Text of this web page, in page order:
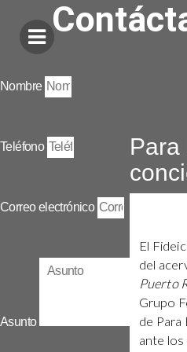
Para
El
del
Puerto
Grupo
de
ante
Nombre
Teléfono
Correo electrónico
Asunto